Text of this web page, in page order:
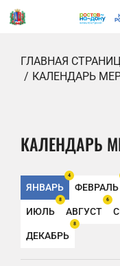
ГЛАВНАЯ
КАЛЕНДАРЬ
КАЛЕНДАРЬ
ЯНВАРЬ
4
ФЕВРАЛЬ
ИЮЛЬ
8
АВГУСТ
6
ДЕКАБРЬ
8